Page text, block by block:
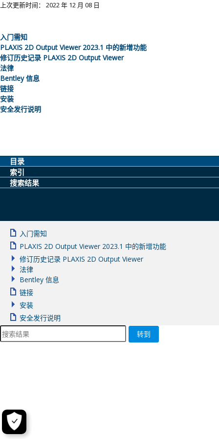
上次更新时间： 2022 年 12 月 08 日
入门需知
PLAXIS 2D Output Viewer 2023.1 中的新增功能
修订历史记录 PLAXIS 2D Output Viewer
法律
Bentley 信息
链接
安装
安全发行说明
目录
索引
搜索结果
入门需知
PLAXIS 2D Output Viewer 2023.1 中的新增功能
修订历史记录 PLAXIS 2D Output Viewer
法律
Bentley 信息
链接
安装
安全发行说明